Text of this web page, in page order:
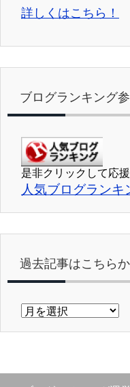
詳しくはこちら！
ブログランキング参
是非クリックして応
人気ブログランキ
過去記事はこちら
過